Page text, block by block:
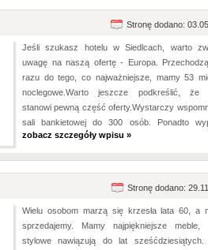
Stronę dodano:
Jeśli szukasz hotelu w Siedlcach, warto
uwagę na naszą ofertę - Europa.
razu do tego, co najważniejsze, mamy 53
noclegowe.Warto jeszcze podkreślić, że
stanowi pewną część oferty.Wystarczy
sali bankietowej do 300 osób. Ponadto
zobacz szczegóły wpisu »
Stronę dodano:
Wielu osobom marzą się krzesła lata 60, a
sprzedajemy. Mamy najpiękniejsze meble,
stylowe nawiązują do lat sześćdziesiątych.